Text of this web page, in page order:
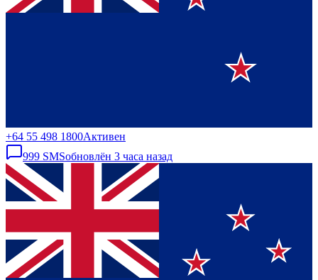
+64 55 498 1800Активен
999 SMSобновлён 3 часа назад